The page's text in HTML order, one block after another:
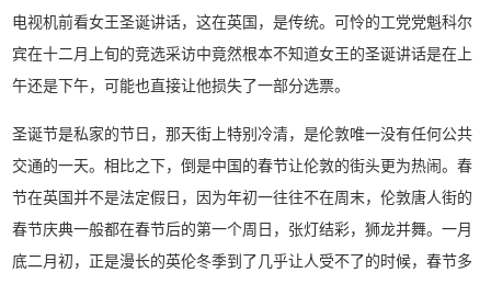
电视机前看女王圣诞讲话，这在英国，是传统。可怜的工党党魁科尔
宾在十二月上旬的竞选采访中竟然根本不知道女王的圣诞讲话是在上
午还是下午，可能也直接让他损失了一部分选票。
圣诞节是私家的节日，那天街上特别冷清，是伦敦唯一没有任何公共
交通的一天。相比之下，倒是中国的春节让伦敦的街头更为热闹。春
节在英国并不是法定假日，因为年初一往往不在周末，伦敦唐人街的
春节庆典一般都在春节后的第一个周日，张灯结彩，狮龙并舞。一月
底二月初，正是漫长的英伦冬季到了几乎让人受不了的时候，春节多